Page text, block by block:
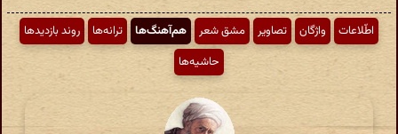
اطّلاعات واژگان تصاویر مشق شعر هم‌آهنگ‌ها ترانه‌ها
روند بازدیدها
حاشیه‌ها